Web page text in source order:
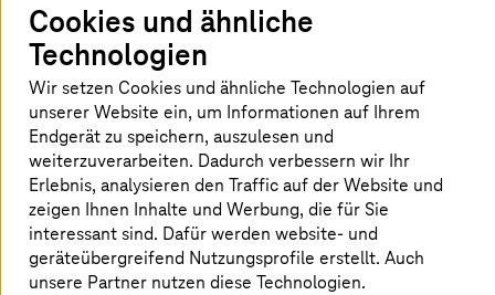
globale Innovation und Zuverlässigkeit
von TDK
TDK, ein weltweit führender Anbieter von
elektronischen Bauelementen und
Magnettechnik, hat mitT-Systemserfolgreich
seine Systeme auf eine neue Cloud-Umgebung
umgestellt. Das komplexe Projekt umfasste die
Migration von 119 Servern, darunter
82 Produktionssysteme, und die Einrichtung
Cookies und ähnliche
Technologien
Wir setzen Cookies und ähnliche Technologien auf
unserer Website ein, um Informationen auf Ihrem
Endgerät zu speichern, auszulesen und
weiterzuverarbeiten. Dadurch verbessern wir Ihr
Erlebnis, analysieren den Traffic auf der Website und
zeigen Ihnen Inhalte und Werbung, die für Sie
interessant sind. Dafür werden website- und
geräteübergreifend Nutzungsprofile erstellt. Auch
unsere Partner nutzen diese Technologien.